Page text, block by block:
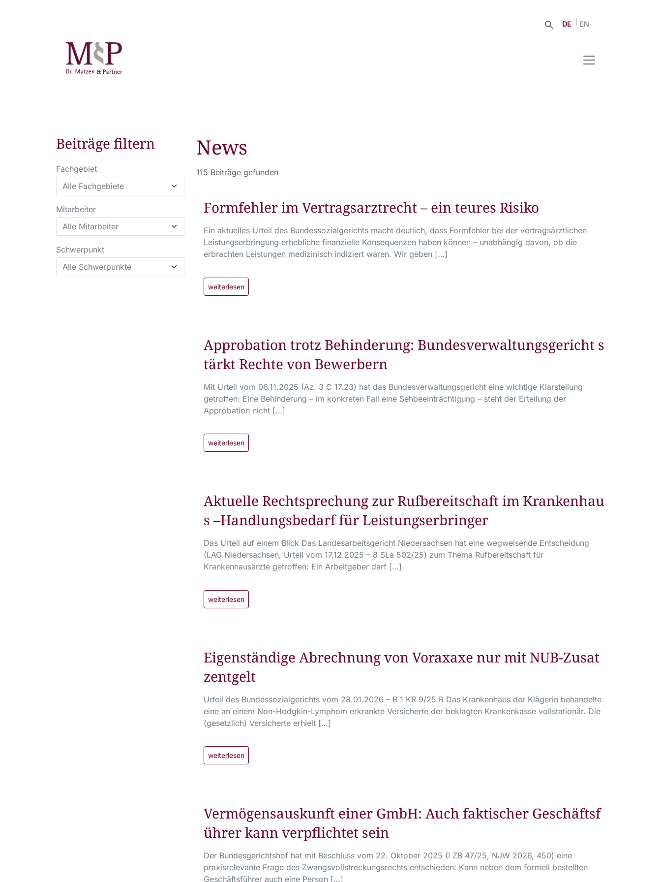
DE EN
Beiträge filtern
Fachgebiet
Mitarbeiter
Schwerpunkt
News
115 Beiträge gefunden
Formfehler im Vertragsarztrecht – ein teures Risiko
Ein aktuelles Urteil des Bundessozialgerichts macht deutlich, dass Formfehler bei der vertragsärztlichen
Leistungserbringung erhebliche finanzielle Konsequenzen haben können – unabhängig davon, ob die
erbrachten Leistungen medizinisch indiziert waren. Wir geben […]
weiterlesen
Approbation trotz Behinderung: Bundesverwaltungsgericht s
tärkt Rechte von Bewerbern
Mit Urteil vom 06.11.2025 (Az. 3 C 17.23) hat das Bundesverwaltungsgericht eine wichtige Klarstellung
getroffen: Eine Behinderung – im konkreten Fall eine Sehbeeinträchtigung – steht der Erteilung der
Approbation nicht […]
weiterlesen
Aktuelle Rechtsprechung zur Rufbereitschaft im Krankenhau
s –Handlungsbedarf für Leistungserbringer
Das Urteil auf einem Blick Das Landesarbeitsgericht Niedersachsen hat eine wegweisende Entscheidung
(LAG Niedersachsen, Urteil vom 17.12.2025 – 8 SLa 502/25) zum Thema Rufbereitschaft für
Krankenhausärzte getroffen: Ein Arbeitgeber darf […]
weiterlesen
Eigenständige Abrechnung von Voraxaxe nur mit NUB-Zusat
zentgelt
Urteil des Bundessozialgerichts vom 28.01.2026 – B 1 KR 9/25 R Das Krankenhaus der Klägerin behandelte
eine an einem Non-Hodgkin-Lymphom erkrankte Versicherte der beklagten Krankenkasse vollstationär. Die
(gesetzlich) Versicherte erhielt […]
weiterlesen
Vermögensauskunft einer GmbH: Auch faktischer Geschäftsf
ührer kann verpflichtet sein
Der Bundesgerichtshof hat mit Beschluss vom 22. Oktober 2025 (I ZB 47/25, NJW 2026, 450) eine
praxisrelevante Frage des Zwangsvollstreckungsrechts entschieden: Kann neben dem formell bestellten
Geschäftsführer auch eine Person […]